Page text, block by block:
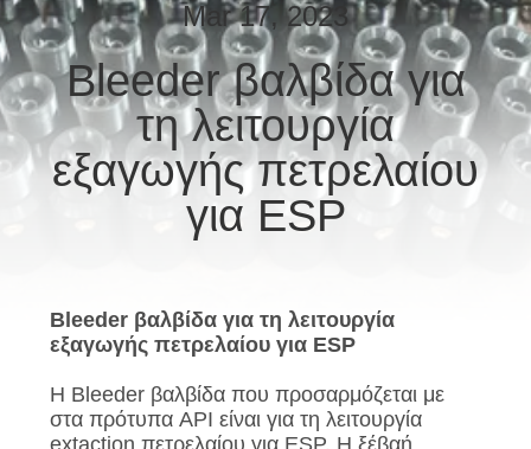
ΈΛΕΓΧΟΣ
ΜΑΣ
ΕΛΆΤΕ
ΣΕ
ΕΠΑΦΉ
ΕΙΔΉΣΕΙΣ
ΠΕΡΙΠΤΏΣΕΙΣ
Mar 17, 2023
Bleeder βαλβίδα για
τη λειτουργία
εξαγωγής πετρελαίου
για ESP
Bleeder βαλβίδα για τη λειτουργία
εξαγωγής πετρελαίου για ESP
Η Bleeder βαλβίδα που προσαρμόζεται με
στα πρότυπα API είναι για τη λειτουργία